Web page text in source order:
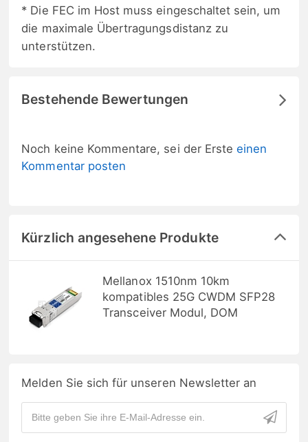
* Die FEC im Host muss eingeschaltet sein, um
die maximale Übertragungsdistanz zu
unterstützen.
Bestehende Bewertungen
Noch keine Kommentare, sei der Ersteeinen
Kommentar posten
Kürzlich angesehene Produkte
Mellanox 1510nm 10km
kompatibles 25G CWDM SFP28
Transceiver Modul, DOM
Melden Sie sich für unseren Newsletter an